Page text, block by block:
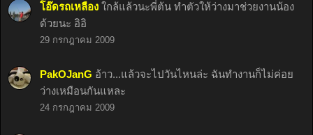
โอ๊ดรถเหลือง ใกล้แล้วนะพี่ต้น ทำตัวให้ว่างมาช่วยงานน้อง
ด้วยนะ อิอิ
29 กรกฎาคม 2009
PakOJanG อ้าว...แล้วจะไปวันไหนล่ะ ฉันทำงานก็ไม่ค่อย
ว่างเหมือนกันแหละ
24 กรกฎาคม 2009